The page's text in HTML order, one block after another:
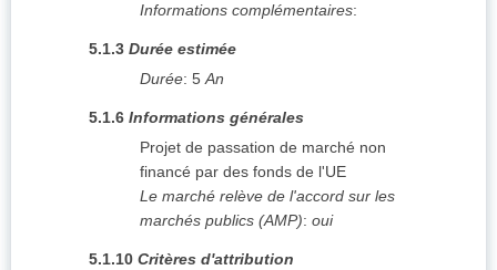
Informations complémentaires:
5.1.3 Durée estimée
Durée: 5 An
5.1.6 Informations générales
Projet de passation de marché non
financé par des fonds de l'UE
Le marché relève de l'accord sur les
marchés publics (AMP): oui
5.1.10 Critères d'attribution